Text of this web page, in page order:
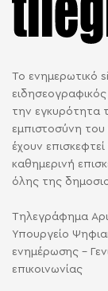
Το ενημερωτικό
την εγκυρότητα
εμπιστοσύνη του
έχουν
καθημερινή
όλης της
Τηλεγράφημα
Υπουργείο
ενημέρωσης -
επικοινωνίας